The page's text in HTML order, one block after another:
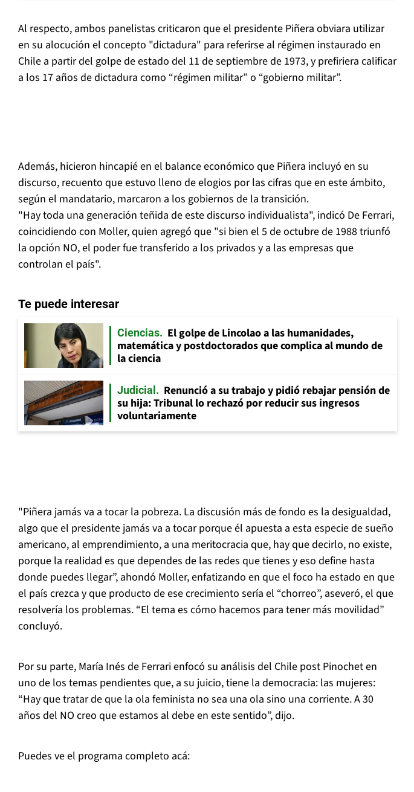
Al respecto, ambos panelistas criticaron que el presidente Piñera obviara utilizar
en su alocución el concepto "dictadura" para referirse al régimen instaurado en
Chile a partir del golpe de estado del 11 de septiembre de 1973, y prefiriera calificar
a los 17 años de dictadura como “régimen militar” o “gobierno militar”.
Además, hicieron hincapié en el balance económico que Piñera incluyó en su
discurso, recuento que estuvo lleno de elogios por las cifras que en este ámbito,
según el mandatario, marcaron a los gobiernos de la transición.
"Hay toda una generación teñida de este discurso individualista", indicó De Ferrari,
coincidiendo con Moller, quien agregó que "si bien el 5 de octubre de 1988 triunfó
la opción NO, el poder fue transferido a los privados y a las empresas que
controlan el país".
Te puede interesar
Ciencias
El golpe de Lincolao a las humanidades,
matemática y postdoctorados que complica al mundo de
la ciencia
Judicial
Renunció a su trabajo y pidió rebajar pensión de
su hija: Tribunal lo rechazó por reducir sus ingresos
voluntariamente
"Piñera jamás va a tocar la pobreza. La discusión más de fondo es la desigualdad,
algo que el presidente jamás va a tocar porque él apuesta a esta especie de sueño
americano, al emprendimiento, a una meritocracia que, hay que decirlo, no existe,
porque la realidad es que dependes de las redes que tienes y eso define hasta
donde puedes llegar”, ahondó Moller, enfatizando en que el foco ha estado en que
el país crezca y que producto de ese crecimiento sería el “chorreo”, aseveró, el que
resolvería los problemas. “El tema es cómo hacemos para tener más movilidad”
concluyó.
Por su parte, María Inés de Ferrari enfocó su análisis del Chile post Pinochet en
uno de los temas pendientes que, a su juicio, tiene la democracia: las mujeres:
“Hay que tratar de que la ola feminista no sea una ola sino una corriente. A 30
años del NO creo que estamos al debe en este sentido”, dijo.
Puedes ve el programa completo acá: